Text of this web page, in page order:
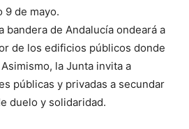
9 de mayo.
bandera de Andalucía ondeará a
de los edificios públicos donde
la Junta invita a
públicas y privadas a secundar
duelo y solidaridad.